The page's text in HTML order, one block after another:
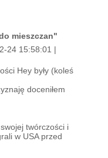
mieszczan"
24 15:58:01 |
Hey były (koleś
doceniłem
twórczości i
w USA przed